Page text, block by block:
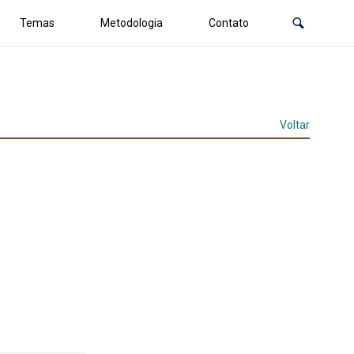
Temas Metodologia Contato
Voltar